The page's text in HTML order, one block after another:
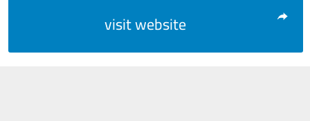
visit website